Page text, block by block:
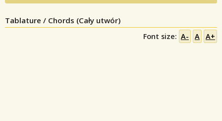
Tablature / Chords (Cały utwór)
Font size: A- A A+